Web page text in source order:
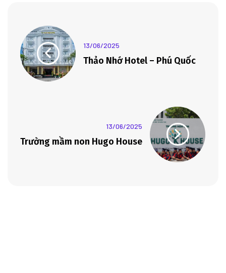
13/06/2025
Thảo Nhớ Hotel – Phú Quốc
13/06/2025
Trường mầm non Hugo House